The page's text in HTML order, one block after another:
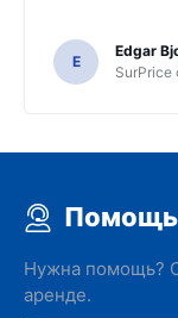
E
Edgar
SurPrice
Помощь
Нужна помощь?
аренде.